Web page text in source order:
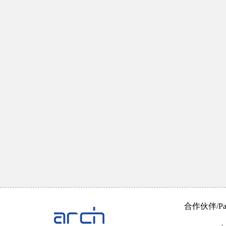
合作伙伴/